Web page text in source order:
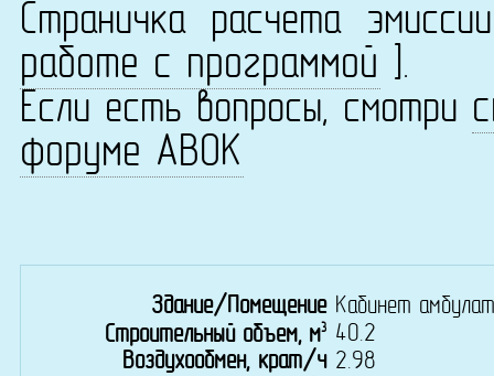
Страничка расчета
работе с программой ].
Если есть вопросы, смотри
форуме АВОК
Здание/Помещение Кабинет
Строительный объем, м3
40.2
Воздухообмен, крат/ч 2.98